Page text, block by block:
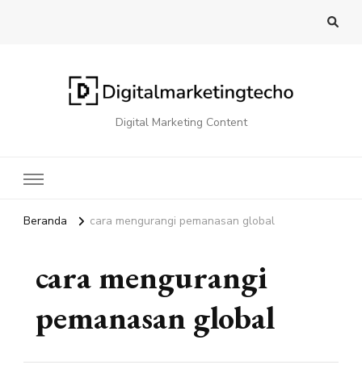
Digital Marketing Content
Beranda cara mengurangi pemanasan global
cara mengurangi
pemanasan global